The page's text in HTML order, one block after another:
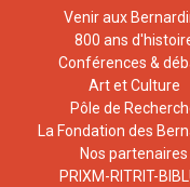
Venir aux
800 ans
Conférences &
Art et Culture
Pôle de
La Fondation des
Nos partenaires
PRIXM-RITRIT-